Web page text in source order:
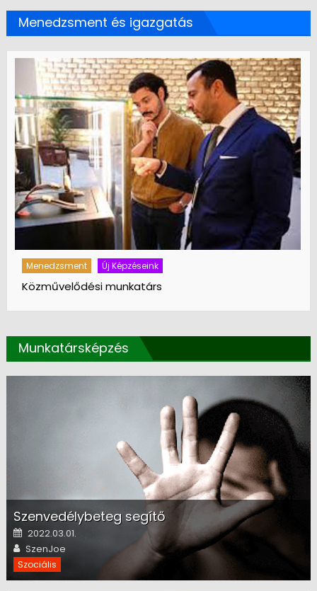
Menedzsment és igazgatás
Menedzsment Új Képzéseink
Közművelődési munkatárs
Munkatársképzés
Szenvedélybeteg segítő
Posted on
2022.03.01.
Author
SzenJoe
Szociális